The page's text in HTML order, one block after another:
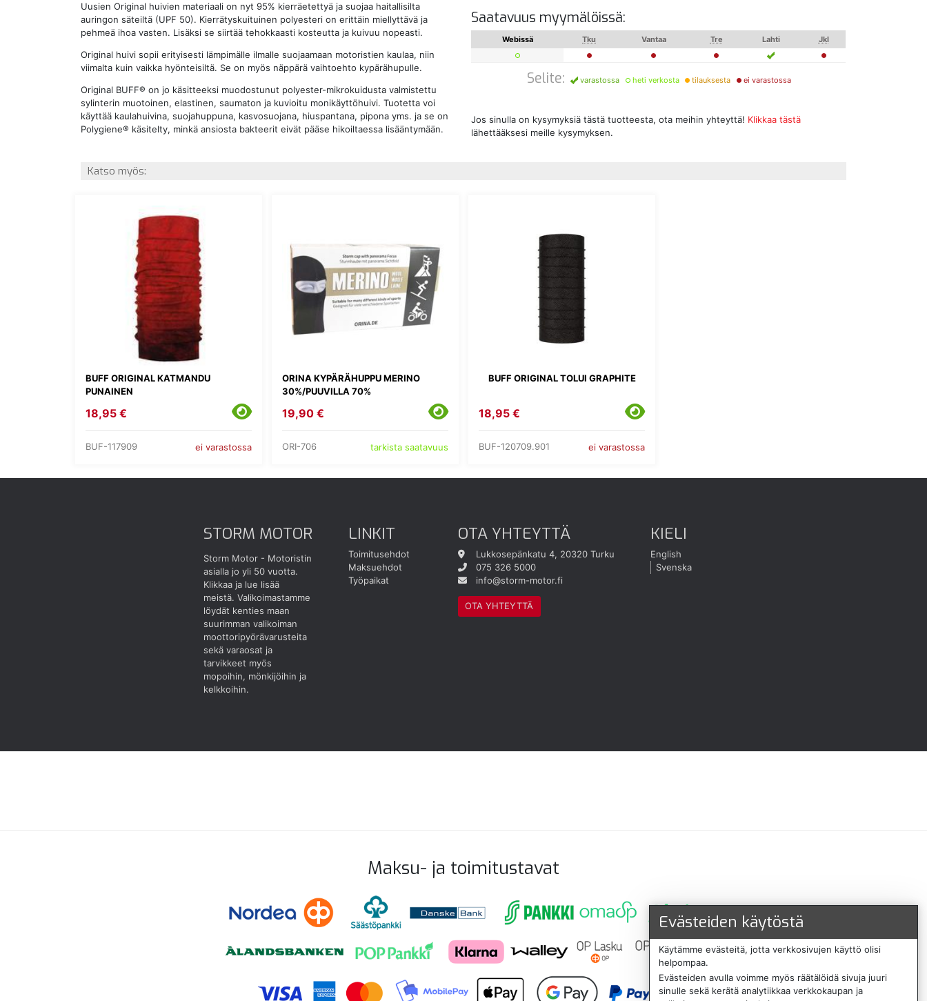
Saatavuus myymälöissä:
Webissä Tku Vantaa Tre Lahti Jkl
Selite: varastossa heti verkosta tilauksesta ei varastossa
Jos sinulla on kysymyksiä tästä tuotteesta, ota meihin yhteyttä! Klikkaa tästä
lähettääksesi meille kysymyksen.
Uusien Original huivien materiaali on nyt 95% kierräetettyä ja suojaa haitallisilta
auringon säteiltä (UPF 50). Kierrätyskuituinen polyesteri on erittäin miellyttävä ja
pehmeä ihoa vasten. Lisäksi se siirtää tehokkaasti kosteutta ja kuivuu nopeasti.
Original huivi sopii erityisesti lämpimälle ilmalle suojaamaan motoristien kaulaa, niin
viimalta kuin vaikka hyönteisiltä. Se on myös näppärä vaihtoehto kypärähupulle.
Original BUFF® on jo käsitteeksi muodostunut polyester-mikrokuidusta valmistettu
sylinterin muotoinen, elastinen, saumaton ja kuvioitu monikäyttöhuivi. Tuotetta voi
käyttää kaulahuivina, suojahuppuna, kasvosuojana, hiuspantana, pipona yms. ja se on
Polygiene® käsitelty, minkä ansiosta bakteerit eivät pääse hikoiltaessa lisääntymään.
Katso myös:
BUFF ORIGINAL KATMANDU
PUNAINEN
18,95 €
BUF-117909 ei varastossa
ORINA KYPÄRÄHUPPU MERINO
30%/PUUVILLA 70%
19,90 €
ORI-706 tarkista saatavuus
BUFF ORIGINAL TOLUI GRAPHITE
18,95 €
BUF-120709.901 ei varastossa
STORM MOTOR
Storm Motor - Motoristin
asialla jo yli 50 vuotta.
Klikkaa ja lue lisää
meistä. Valikoimastamme
löydät kenties maan
suurimman valikoiman
moottoripyörävarusteita
sekä varaosat ja
tarvikkeet myös
mopoihin, mönkijöihin ja
kelkkoihin.
LINKIT
Toimitusehdot
Maksuehdot
Työpaikat
OTA YHTEYTTÄ
Lukkosepänkatu 4, 20320 Turku
075 326 5000
info@storm-motor.fi
OTA YHTEYTTÄ
KIELI
English
Svenska
Maksu- ja toimitustavat
Evästeiden käytöstä
Käytämme evästeitä, jotta verkkosivujen käyttö olisi
helpompaa.
Evästeiden avulla voimme myös räätälöidä sivuja juuri
sinulle sekä kerätä analytiikkaa verkkokaupan ja